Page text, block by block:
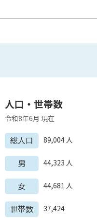
人口・世帯数
令和8年6月 現在
総人口 89,004 人
男 44,323 人
女 44,681 人
世帯数 37,424